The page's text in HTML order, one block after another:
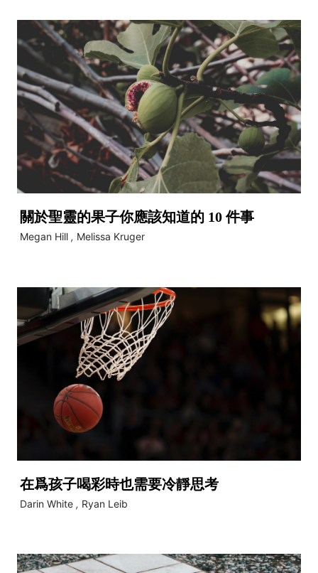
關於聖靈的果子你應該知道的 10 件事
Megan Hill , Melissa Kruger
在爲孩子喝彩時也需要冷靜思考
Darin White , Ryan Leib